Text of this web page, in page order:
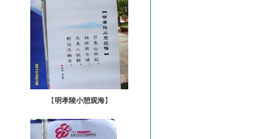
【明孝陵小憩观海】